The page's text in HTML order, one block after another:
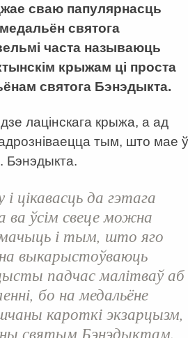
сваю папулярнасць
святога
часта называюць
крыжам ці проста
святога Бэнэдыкта.
лацінскага крыжа, а ад
тым, што мае ў
Бэнэдыкта.
і цікавасць да гэтага
ўсім свеце можна
і тым, што яго
выкарыстоўваюць
падчас малітваў аб
бо на медальёне
кароткі экзарцызм,
святым Бэнэдыктам.